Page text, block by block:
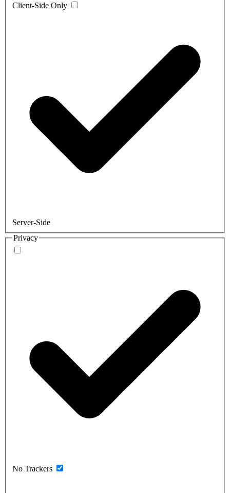
Client-Side Only
Server-Side
Privacy
No Trackers